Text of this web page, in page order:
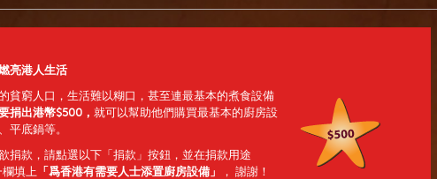
亮港人生活
貧窮人口，生活難以糊口，甚至連最基本的煮食設備
捐出港幣$500， 就可以幫助他們購買最基本的廚房設
平底鍋等。
捐款，請點選以下「捐款」按鈕，並在捐款用途
欄填上 「 爲香港有需要人士添置廚房設備」 ， 謝謝！